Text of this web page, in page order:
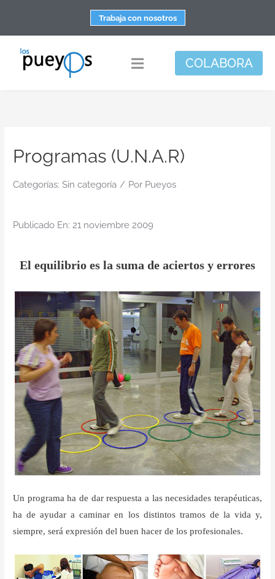
contenido
Trabaja con nosotros
Toggle
Apoyo personal y familiar
DisArte
COLABORA
Programas (U.N.A.R)
Categorías: Sin categoría / Por Pueyos
Publicado En: 21 noviembre 2009
El equilibrio es la suma de aciertos y errores
Un programa ha de dar respuesta a las necesidades terapéuticas,
ha de ayudar a caminar en los distintos tramos de la vida y,
siempre, será expresión del buen hacer de los profesionales.